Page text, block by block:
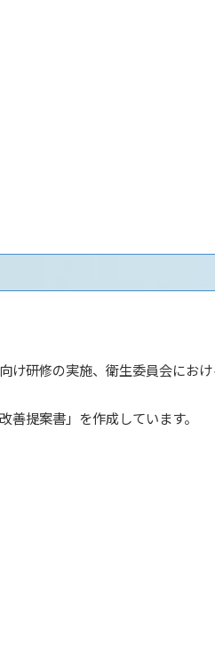
け研修の実施、衛生委員会にお
提案書」を作成しています。